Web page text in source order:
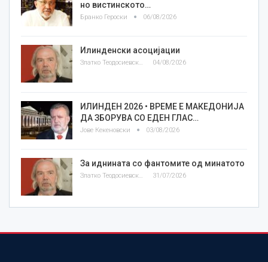
но вистинското…
Бранко Героски 06/08/2026
Илинденски асоцијации
04/08/2026
ИЛИНДЕН 2026 • ВРЕМЕ Е МАКЕДОНИЈА
ДА ЗБОРУВА СО ЕДЕН ГЛАС…
Јове Кекеновски 03/08/2026
За иднината со фантомите од минатото
Златко Теодосиевски 31/07/2026